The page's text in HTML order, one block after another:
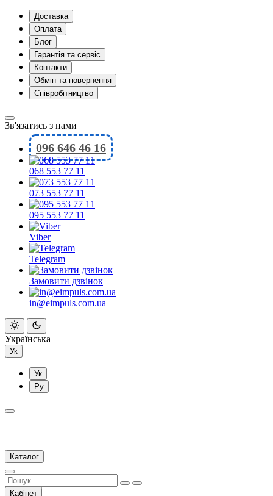
Доставка
Оплата
Блог
Гарантія та сервіс
Контакти
Обмін та повернення
Співробітництво
Зв'язатись з нами
096 646 46 16
068 553 77 11
073 553 77 11
095 553 77 11
Viber
Telegram
Замовити дзвінок
in@eimpuls.com.ua
Українська
Ук
Ук
Ру
Каталог
Кабінет